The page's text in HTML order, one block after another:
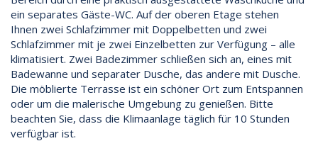
ein separates Gäste-WC. Auf der oberen Etage stehen
Ihnen zwei Schlafzimmer mit Doppelbetten und zwei
Schlafzimmer mit je zwei Einzelbetten zur Verfügung – alle
klimatisiert. Zwei Badezimmer schließen sich an, eines mit
Badewanne und separater Dusche, das andere mit Dusche.
Die möblierte Terrasse ist ein schöner Ort zum Entspannen
oder um die malerische Umgebung zu genießen. Bitte
beachten Sie, dass die Klimaanlage täglich für 10 Stunden
verfügbar ist.